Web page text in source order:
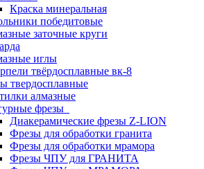
Краска минеральная
победитовые
заточные круги
иглы
твёрдосплавные вк-8
твердосплавные
алмазные
фрезы
Диакерамические фрезы Z-LION
Фрезы для обработки гранита
Фрезы для обработки мрамора
Фрезы ЧПУ для ГРАНИТА